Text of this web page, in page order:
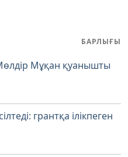
БАРЛЫҒЫ
Мұқан қуанышты
грантқа ілікпеген